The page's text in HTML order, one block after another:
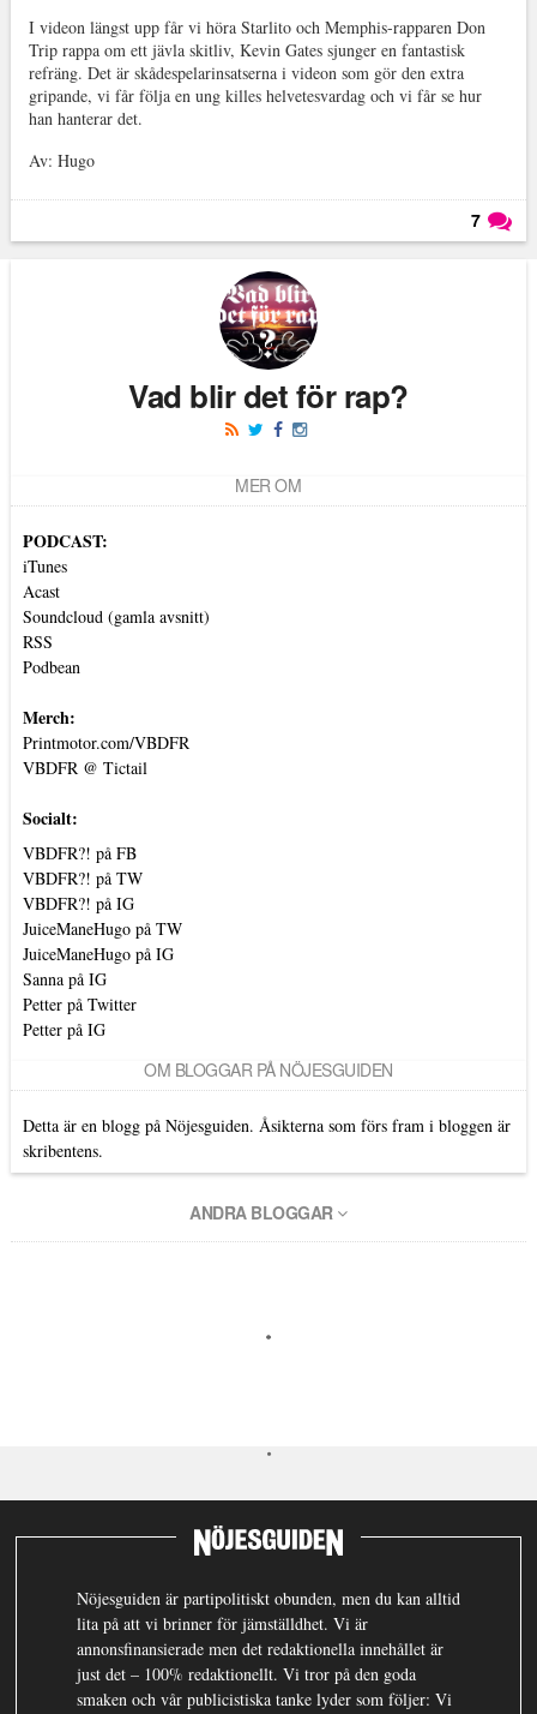
I videon längst upp får vi höra Starlito och Memphis-rapparen Don
Trip rappa om ett jävla skitliv, Kevin Gates sjunger en fantastisk
refräng. Det är skådespelarinsatserna i videon som gör den extra
gripande, vi får följa en ung killes helvetesvardag och vi får se hur
han hanterar det.
Av: Hugo
7
Vad blir det för rap?
MER OM
PODCAST:
iTunes
Acast
Soundcloud (gamla avsnitt)
RSS
Podbean
Merch:
Printmotor.com/VBDFR
VBDFR @ Tictail
Socialt:
VBDFR?! på FB
VBDFR?! på TW
VBDFR?! på IG
JuiceManeHugo på TW
JuiceManeHugo på IG
Sanna på IG
Petter på Twitter
Petter på IG
OM BLOGGAR PÅ NÖJESGUIDEN
Detta är en blogg på Nöjesguiden. Åsikterna som förs fram i bloggen är
skribentens.
ANDRA BLOGGAR
Nöjesguiden är partipolitiskt obunden, men du kan alltid
lita på att vi brinner för jämställdhet. Vi är
annonsfinansierade men det redaktionella innehållet är
just det – 100% redaktionellt. Vi tror på den goda
smaken och vår publicistiska tanke lyder som följer: Vi